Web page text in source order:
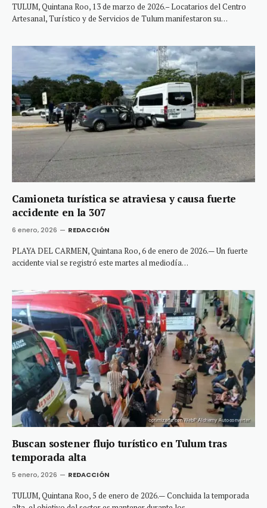
TULUM, Quintana Roo, 13 de marzo de 2026.– Locatarios del Centro
Artesanal, Turístico y de Servicios de Tulum manifestaron su…
Camioneta turística se atraviesa y causa fuerte
accidente en la 307
6 enero, 2026 REDACCIÓN
PLAYA DEL CARMEN, Quintana Roo, 6 de enero de 2026.— Un fuerte
accidente vial se registró este martes al mediodía…
Buscan sostener flujo turístico en Tulum tras
temporada alta
5 enero, 2026 REDACCIÓN
TULUM, Quintana Roo, 5 de enero de 2026.— Concluida la temporada